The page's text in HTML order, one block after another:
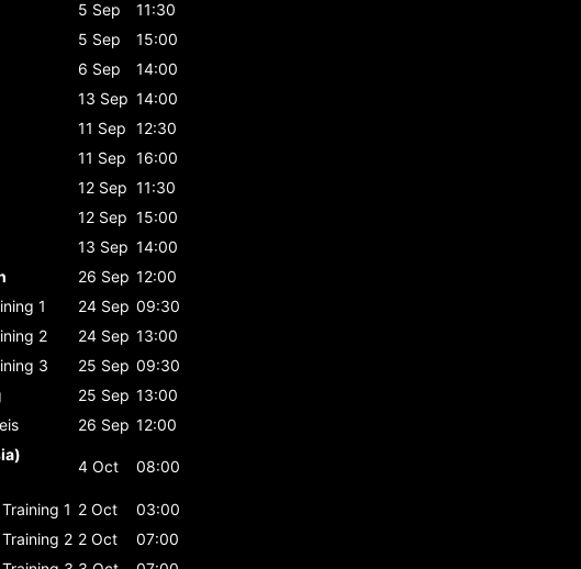
5 Sep
11:30
5 Sep
15:00
6 Sep
14:00
13 Sep 14:00
11 Sep 12:30
11 Sep 16:00
12 Sep 11:30
12 Sep 15:00
13 Sep 14:00
26 Sep 12:00
1 24 Sep 09:30
2 24 Sep 13:00
3 25 Sep 09:30
25 Sep 13:00
26 Sep 12:00
4 Oct 08:00
1 2 Oct
03:00
2 2 Oct
07:00